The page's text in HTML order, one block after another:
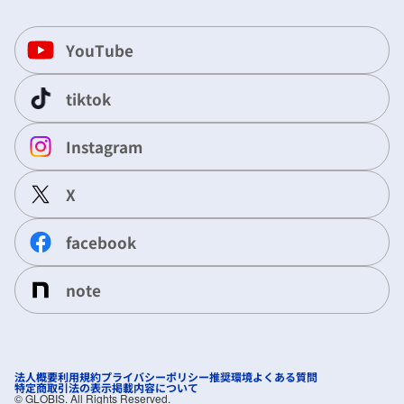
YouTube
tiktok
Instagram
X
facebook
note
法人概要利用規約プライバシーポリシー推奨環境よくある質問
特定商取引法の表示掲載内容について
©︎ GLOBIS. All Rights Reserved.